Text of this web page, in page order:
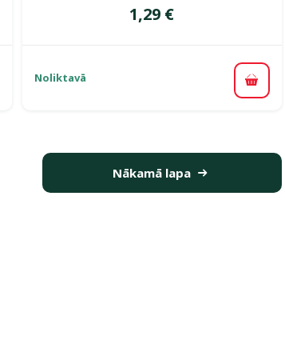
grozam
Cena
1,29 €
Noliktavā
Nākamā lapa